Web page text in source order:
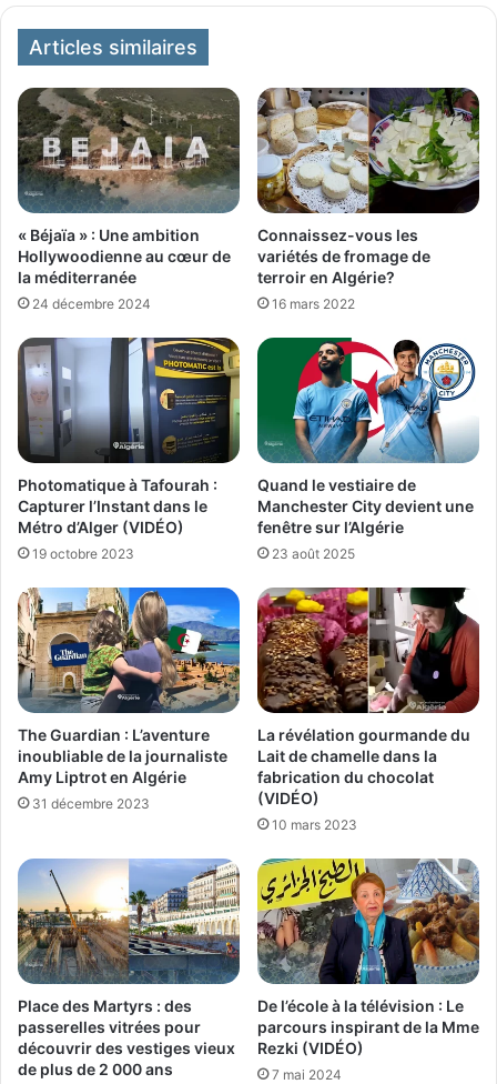
Articles similaires
« Béjaïa » : Une ambition
Hollywoodienne au cœur de
la méditerranée
24 décembre 2024
Connaissez-vous les
variétés de fromage de
terroir en Algérie?
16 mars 2022
Photomatique à Tafourah :
Capturer l’Instant dans le
Métro d’Alger (VIDÉO)
19 octobre 2023
Quand le vestiaire de
Manchester City devient une
fenêtre sur l’Algérie
23 août 2025
The Guardian : L’aventure
inoubliable de la journaliste
Amy Liptrot en Algérie
31 décembre 2023
La révélation gourmande du
Lait de chamelle dans la
fabrication du chocolat
(VIDÉO)
10 mars 2023
Place des Martyrs : des
passerelles vitrées pour
découvrir des vestiges vieux
de plus de 2 000 ans
De l’école à la télévision : Le
parcours inspirant de la Mme
Rezki (VIDÉO)
7 mai 2024